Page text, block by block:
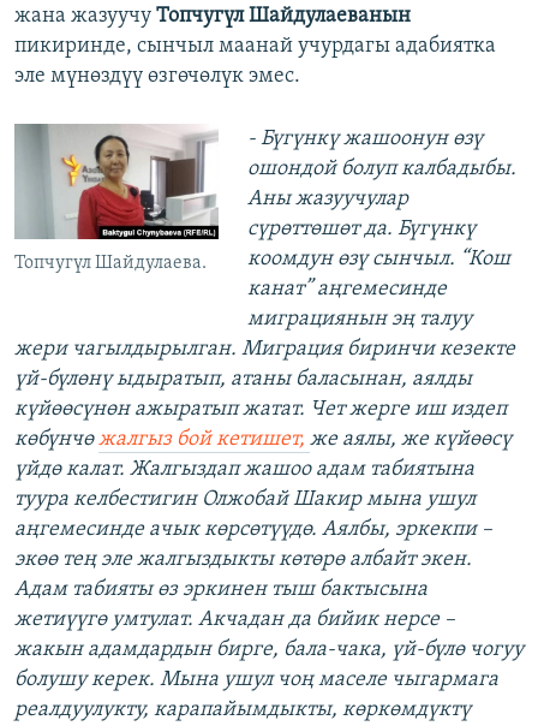
жана жазуучу Топчугүл Шайдулаеванын
пикиринде, сынчыл маанай учурдагы адабиятка
эле мүнөздүү өзгөчөлүк эмес.
Топчугүл Шайдулаева.
- Бүгүнкү жашоонун өзү
ошондой болуп калбадыбы.
Аны жазуучулар
сүрөттөшөт да. Бүгүнкү
коомдун өзү сынчыл. “Кош
канат” аңгемесинде
миграциянын эң талуу
жери чагылдырылган. Миграция биринчи кезекте
үй-бүлөнү ыдыратып, атаны баласынан, аялды
күйөөсүнөн ажыратып жатат. Чет жерге иш издеп
көбүнчөжалгыз бой кетишет, же аялы, же күйөөсү
үйдө калат. Жалгыздап жашоо адам табиятына
туура келбестигин Олжобай Шакир мына ушул
аңгемесинде ачык көрсөтүүдө. Аялбы, эркекпи –
экөө тең эле жалгыздыкты көтөрө албайт экен.
Адам табияты өз эркинен тыш бактысына
жетиүүгө умтулат. Акчадан да бийик нерсе –
жакын адамдардын бирге, бала-чака, үй-бүлө чогуу
болушу керек. Мына ушул чоң маселе чыгармага
реалдуулукту, карапайымдыкты, көркөмдүктү